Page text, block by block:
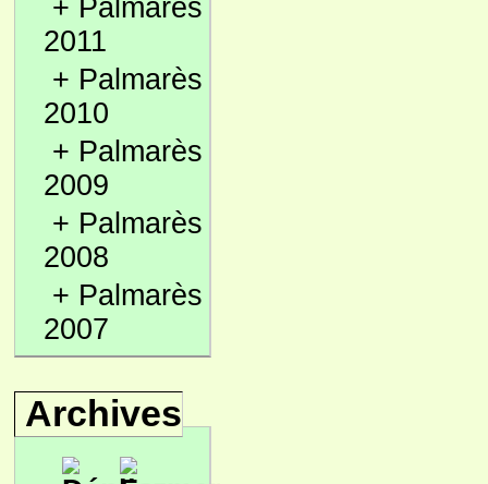
+ Palmarès
2011
+ Palmarès
2010
+ Palmarès
2009
+ Palmarès
2008
+ Palmarès
2007
Archives